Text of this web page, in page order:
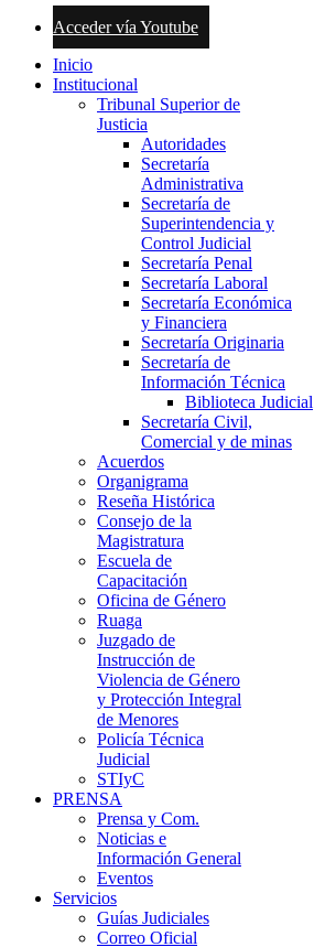
Acceder vía Youtube
Inicio
Institucional
Tribunal Superior de
Justicia
Autoridades
Secretaría
Administrativa
Secretaría de
Superintendencia y
Control Judicial
Secretaría Penal
Secretaría Laboral
Secretaría Económica
y Financiera
Secretaría Originaria
Secretaría de
Información Técnica
Biblioteca Judicial
Secretaría Civil,
Comercial y de minas
Acuerdos
Organigrama
Reseña Histórica
Consejo de la
Magistratura
Escuela de
Capacitación
Oficina de Género
Ruaga
Juzgado de
Instrucción de
Violencia de Género
y Protección Integral
de Menores
Policía Técnica
Judicial
STIyC
PRENSA
Prensa y Com.
Noticias e
Información General
Eventos
Servicios
Guías Judiciales
Correo Oficial